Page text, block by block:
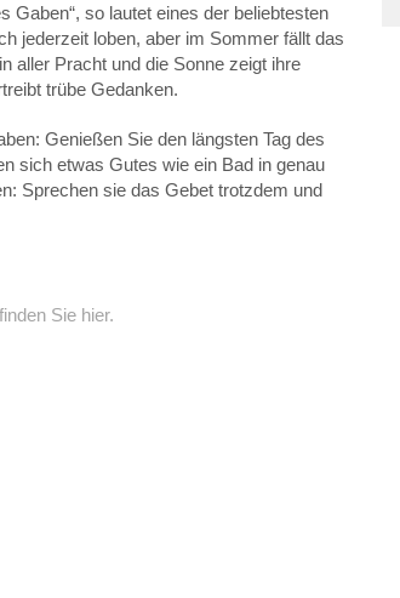
Gaben“, so lautet eines der beliebtesten
jederzeit loben, aber im Sommer fällt das
aller Pracht und die Sonne zeigt ihre
trübe Gedanken.
Genießen Sie den längsten Tag des
sich etwas Gutes wie ein Bad in genau
Sprechen sie das Gebet trotzdem und
Sie hier.